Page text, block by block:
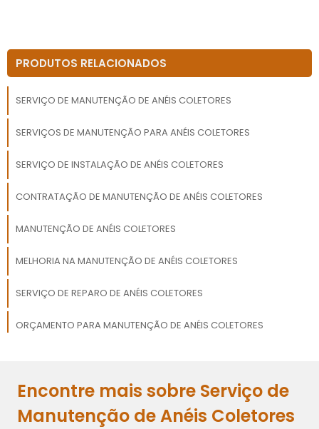
PRODUTOS RELACIONADOS
SERVIÇO DE MANUTENÇÃO DE ANÉIS COLETORES
SERVIÇOS DE MANUTENÇÃO PARA ANÉIS COLETORES
SERVIÇO DE INSTALAÇÃO DE ANÉIS COLETORES
CONTRATAÇÃO DE MANUTENÇÃO DE ANÉIS COLETORES
MANUTENÇÃO DE ANÉIS COLETORES
MELHORIA NA MANUTENÇÃO DE ANÉIS COLETORES
SERVIÇO DE REPARO DE ANÉIS COLETORES
ORÇAMENTO PARA MANUTENÇÃO DE ANÉIS COLETORES
PREÇOS DE ATUALIZAÇÃO DE ANÉIS COLETORES
Encontre mais sobre Serviço de
Manutenção de Anéis Coletores